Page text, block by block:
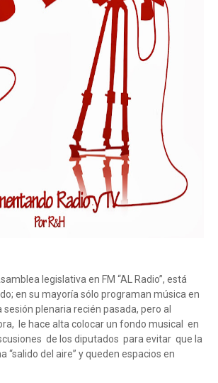
legislativa en FM “AL Radio”, está
en su mayoría sólo programan música en
plenaria recién pasada, pero al
le hace alta colocar un fondo musical en
de los diputados para evitar que la
“salido del aire” y queden espacios en